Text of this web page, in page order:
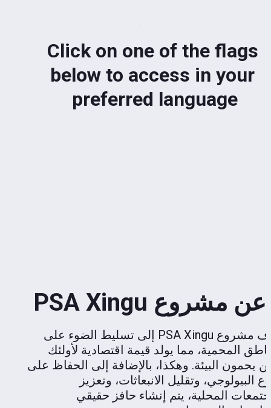
Click on one of the flags
below to access in your
preferred language
عن مشروع PSA Xingu